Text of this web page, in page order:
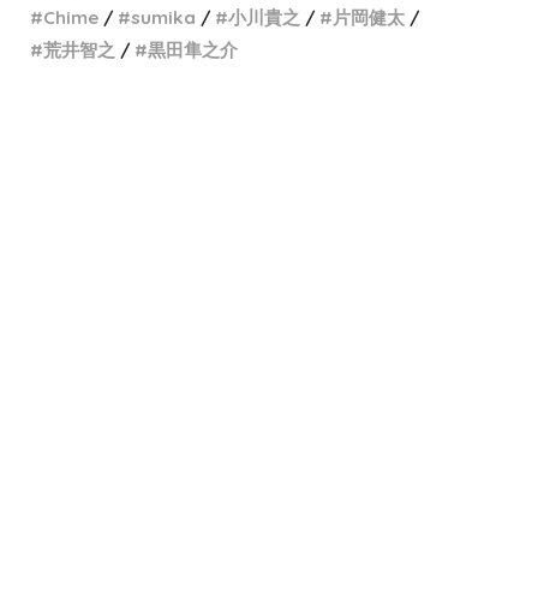
Chime
sumika 小川貴之
片岡健太
荒井智之
黒田隼之介